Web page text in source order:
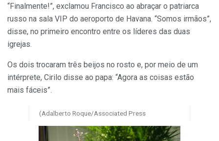
“Finalmente!”, exclamou Francisco ao abraçar o patriarca
russo na sala VIP do aeroporto de Havana. “Somos irmãos”,
disse, no primeiro encontro entre os líderes das duas
igrejas.
Os dois trocaram três beijos no rosto e, por meio de um
intérprete, Cirilo disse ao papa: “Agora as coisas estão
mais fáceis”.
(Adalberto Roque/Associated Press